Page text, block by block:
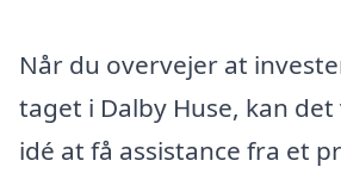
Når du overvejer at
taget i Dalby Huse, kan
idé at få assistance fra et